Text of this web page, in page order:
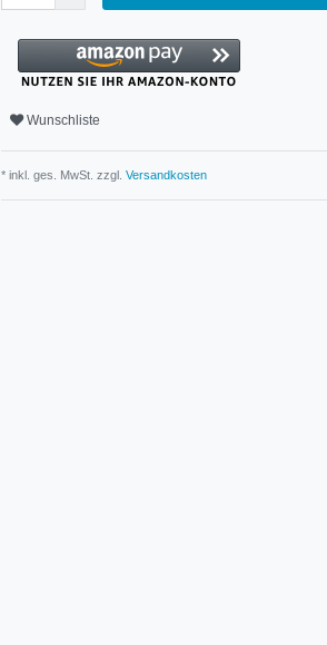
Wunschliste
* inkl. ges. MwSt. zzgl. Versandkosten